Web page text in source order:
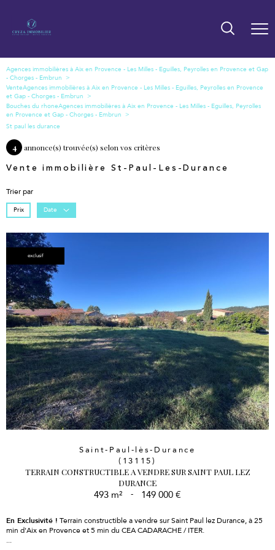
Vente
Bouches du rhone
St paul les durance
4 annonce(s) trouvée(s) selon vos critères
Vente immobilière St-Paul-Les-Durance
Trier par
Prix Date
exclusif
Saint-Paul-lès-Durance
(13115)
TERRAIN CONSTRUCTIBLE A VENDRE SUR SAINT PAUL LEZ
DURANCE
493 m² - 149 000 €
En Exclusivité ! Terrain constructible a vendre sur Saint Paul lez Durance, à 25
min d'Aix en Provence et 5 min du CEA CADARACHE / ITER.
...